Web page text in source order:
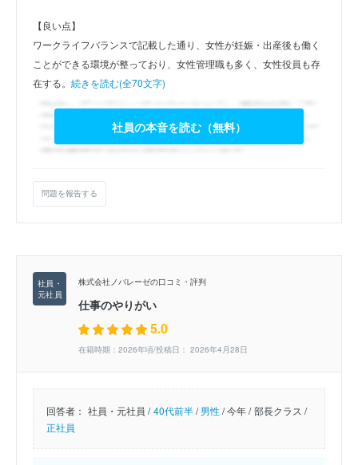
【良い点】
ワークライフバランスで記載した通り、女性が妊娠・出産後も働く
ことができる環境が整っており、女性管理職も多く、女性役員も存
在する。 続きを読む(全70文字)
社員の本音を読む（無料）
問題を報告する
株式会社ノバレーゼの口コミ・評判
仕事のやりがい
5.0
在籍時期：2026年頃/投稿日： 2026年4月28日
回答者： 社員・元社員 / 40代前半/男性/今年 / 部長クラス /
正社員